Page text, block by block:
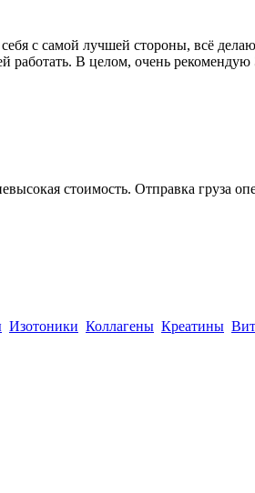
с самой лучшей стороны, всё
работать. В целом, очень
стоимость. Отправка груза
Изотоники Коллагены Креатины